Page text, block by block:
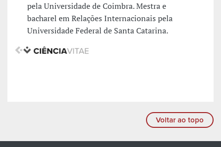
pela Universidade de Coimbra. Mestra e
bacharel em Relações Internacionais pela
Universidade Federal de Santa Catarina.
Voltar ao topo